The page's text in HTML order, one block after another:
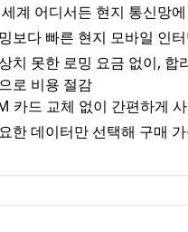
계 어디서든 현지 통신망
보다 빠른 현지 모바일 인
치 못한 로밍 요금 없이, 합
로 비용 절감
카드 교체 없이 간편하게
한 데이터만 선택해 구매